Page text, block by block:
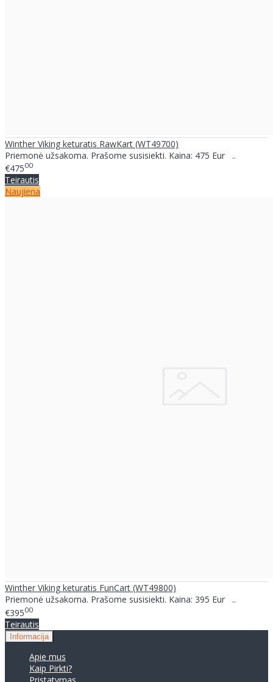
Winther Viking keturatis RawKart (WT49700)
Priemonė užsakoma. Prašome susisiekti. Kaina: 475 Eur ..
€47500
Teirautis
Naujiena
Winther Viking keturatis FunCart (WT49800)
Priemonė užsakoma. Prašome susisiekti. Kaina: 395 Eur ..
€39500
Teirautis
Informacija
Apie mus
Kaip Pirkti?